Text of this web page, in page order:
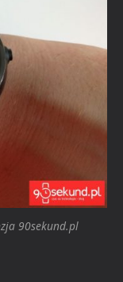
90sekund.pl